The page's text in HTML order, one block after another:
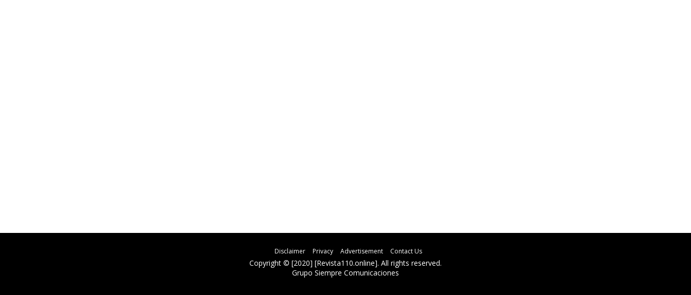
Disclaimer Privacy Advertisement Contact Us
Copyright © [2020] [Revista110.online]. All rights reserved.
Grupo Siempre Comunicaciones